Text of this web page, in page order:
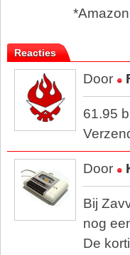
Reacties
Door
61.95
Door
Bij
nog
De